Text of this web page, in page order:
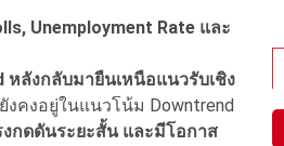
Unemployment Rate และ
หลังกลับมายืนเหนือแนวรับเชิง
คงอยู่ในแนวโน้ม Downtrend
งกดดันระยะสั้น และมีโอกาส